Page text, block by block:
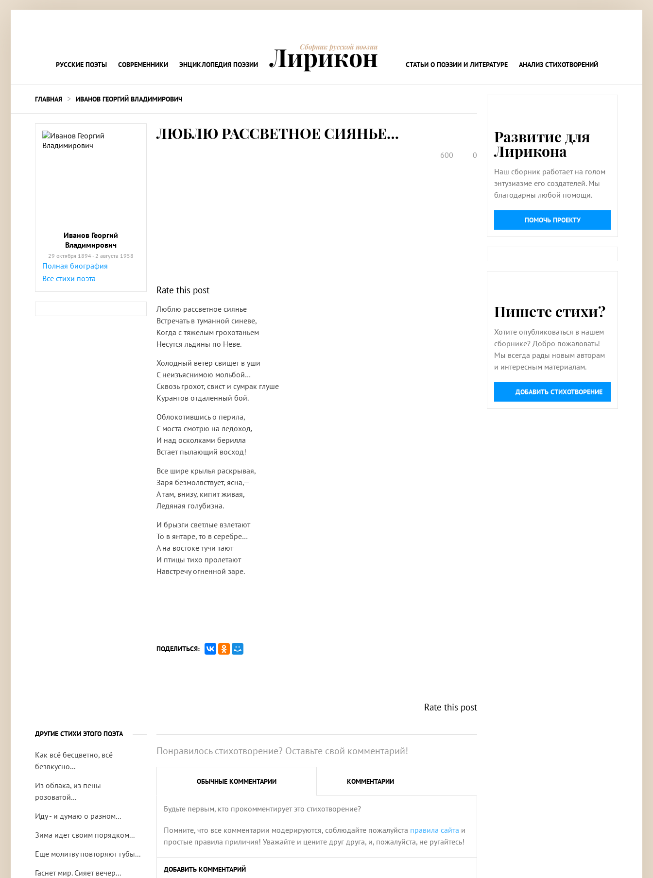
РУССКИЕ ПОЭТЫ СОВРЕМЕННИКИ ЭНЦИКЛОПЕДИЯ ПОЭЗИИ
Сборник русской поэзии
Лирикон СТАТЬИ О ПОЭЗИИ И ЛИТЕРАТУРЕ АНАЛИЗ СТИХОТВОРЕНИЙ
ГЛАВНАЯ > ИВАНОВ ГЕОРГИЙ ВЛАДИМИРОВИЧ
Иванов Георгий
Владимирович
29 октября 1894 - 2 августа 1958
Полная биография
Все стихи поэта
ЛЮБЛЮ РАССВЕТНОЕ СИЯНЬЕ…
600 0
Rate this post
Люблю рассветное сиянье
Встречать в туманной синеве,
Когда с тяжелым грохотаньем
Несутся льдины по Неве.
Холодный ветер свищет в уши
С неизъяснимою мольбой…
Сквозь грохот, свист и сумрак глуше
Курантов отдаленный бой.
Облокотившись о перила,
С моста смотрю на ледоход,
И над осколками берилла
Встает пылающий восход!
Все шире крылья раскрывая,
Заря безмолвствует, ясна,—
А там, внизу, кипит живая,
Ледяная голубизна.
И брызги светлые взлетают
То в янтаре, то в серебре…
А на востоке тучи тают
И птицы тихо пролетают
Навстречу огненной заре.
ПОДЕЛИТЬСЯ:
Rate this post
ДРУГИЕ СТИХИ ЭТОГО ПОЭТА
Как всё бесцветно, всё
безвкусно...
Из облака, из пены
розоватой...
Иду - и думаю о разном...
Зима идет своим порядком...
Еще молитву повторяют губы...
Гаснет мир. Сияет вечер...
Понравилось стихотворение? Оставьте свой комментарий!
ОБЫЧНЫЕ КОММЕНТАРИИ КОММЕНТАРИИ
Будьте первым, кто прокомментирует это стихотворение?
Помните, что все комментарии модерируются, соблюдайте пожалуйста правила сайта и
простые правила приличия! Уважайте и цените друг друга, и, пожалуйста, не ругайтесь!
ДОБАВИТЬ КОММЕНТАРИЙ
Развитие для
Лирикона
Наш сборник работает на голом
энтузиазме его создателей. Мы
благодарны любой помощи.
ПОМОЧЬ ПРОЕКТУ
Пишете стихи?
Хотите опубликоваться в нашем
сборнике? Добро пожаловать!
Мы всегда рады новым авторам
и интересным материалам.
ДОБАВИТЬ СТИХОТВОРЕНИЕ